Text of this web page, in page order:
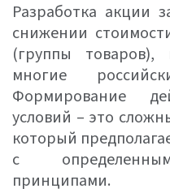
Разработка акции
снижении
(группы товаров),
многие
Формирование
условий – это
который
с
принципами.